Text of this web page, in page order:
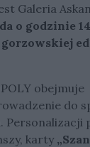
Galeria
o godzinie
obejmuje
do
. Personalizacji
karty